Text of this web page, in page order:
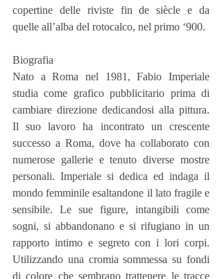
copertine delle riviste fin de siècle e da
quelle all’alba del rotocalco, nel primo ‘900.
Biografia
Nato a Roma nel 1981, Fabio Imperiale
studia come grafico pubblicitario prima di
cambiare direzione dedicandosi alla pittura.
Il suo lavoro ha incontrato un crescente
successo a Roma, dove ha collaborato con
numerose gallerie e tenuto diverse mostre
personali. Imperiale si dedica ed indaga il
mondo femminile esaltandone il lato fragile e
sensibile. Le sue figure, intangibili come
sogni, si abbandonano e si rifugiano in un
rapporto intimo e segreto con i lori corpi.
Utilizzando una cromia sommessa su fondi
di colore che sembrano trattenere le tracce